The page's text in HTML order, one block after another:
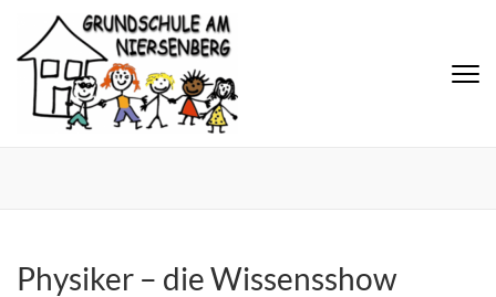
Physiker – die Wissensshow